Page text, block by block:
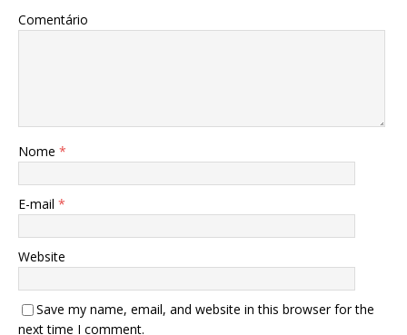
Comentário
Nome *
E-mail *
Website
Save my name, email, and website in this browser for the
next time I comment.